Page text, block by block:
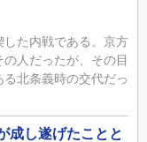
た内戦である。京方
人だったが、その目
北条義時の交代だっ
成し遂げたことと